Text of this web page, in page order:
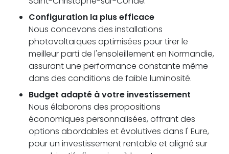
Configuration la plus efficace
Nous concevons des installations
photovoltaïques optimisées pour tirer le
meilleur parti de l'ensoleillement en Normandie,
assurant une performance constante même
dans des conditions de faible luminosité.
Budget adapté à votre investissement
Nous élaborons des propositions
économiques personnalisées, offrant des
options abordables et évolutives dans l' Eure,
pour un investissement rentable et aligné sur